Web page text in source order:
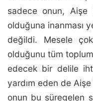
sadece onun, Aişe
olduğuna inanması
değildi. Me­sele
olduğunu tüm
edecek bir delile
yardım eden de Aişe
onun bu süregelen